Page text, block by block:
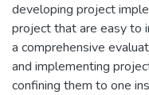
developing project
project that are easy to
a comprehensive
and implementing
confining them to one